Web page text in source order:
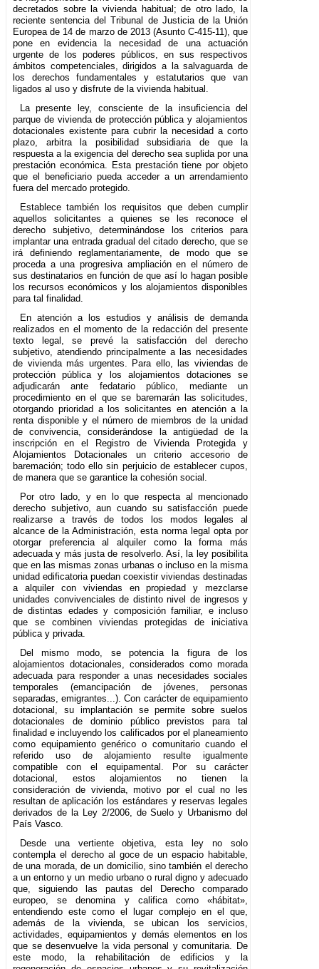
decretados sobre la vivienda habitual; de otro lado, la
reciente sentencia del Tribunal de Justicia de la Unión
Europea de 14 de marzo de 2013 (Asunto C-415-11), que
pone en evidencia la necesidad de una actuación
urgente de los poderes públicos, en sus respectivos
ámbitos competenciales, dirigidos a la salvaguarda de
los derechos fundamentales y estatutarios que van
ligados al uso y disfrute de la vivienda habitual.
La presente ley, consciente de la insuficiencia del
parque de vivienda de protección pública y alojamientos
dotacionales existente para cubrir la necesidad a corto
plazo, arbitra la posibilidad subsidiaria de que la
respuesta a la exigencia del derecho sea suplida por una
prestación económica. Esta prestación tiene por objeto
que el beneficiario pueda acceder a un arrendamiento
fuera del mercado protegido.
Establece también los requisitos que deben cumplir
aquellos solicitantes a quienes se les reconoce el
derecho subjetivo, determinándose los criterios para
implantar una entrada gradual del citado derecho, que se
irá definiendo reglamentariamente, de modo que se
proceda a una progresiva ampliación en el número de
sus destinatarios en función de que así lo hagan posible
los recursos económicos y los alojamientos disponibles
para tal finalidad.
En atención a los estudios y análisis de demanda
realizados en el momento de la redacción del presente
texto legal, se prevé la satisfacción del derecho
subjetivo, atendiendo principalmente a las necesidades
de vivienda más urgentes. Para ello, las viviendas de
protección pública y los alojamientos dotaciones se
adjudicarán ante fedatario público, mediante un
procedimiento en el que se baremarán las solicitudes,
otorgando prioridad a los solicitantes en atención a la
renta disponible y el número de miembros de la unidad
de convivencia, considerándose la antigüedad de la
inscripción en el Registro de Vivienda Protegida y
Alojamientos Dotacionales un criterio accesorio de
baremación; todo ello sin perjuicio de establecer cupos,
de manera que se garantice la cohesión social.
Por otro lado, y en lo que respecta al mencionado
derecho subjetivo, aun cuando su satisfacción puede
realizarse a través de todos los modos legales al
alcance de la Administración, esta norma legal opta por
otorgar preferencia al alquiler como la forma más
adecuada y más justa de resolverlo. Así, la ley posibilita
que en las mismas zonas urbanas o incluso en la misma
unidad edificatoria puedan coexistir viviendas destinadas
a alquiler con viviendas en propiedad y mezclarse
unidades convivenciales de distinto nivel de ingresos y
de distintas edades y composición familiar, e incluso
que se combinen viviendas protegidas de iniciativa
pública y privada.
Del mismo modo, se potencia la figura de los
alojamientos dotacionales, considerados como morada
adecuada para responder a unas necesidades sociales
temporales (emancipación de jóvenes, personas
separadas, emigrantes...). Con carácter de equipamiento
dotacional, su implantación se permite sobre suelos
dotacionales de dominio público previstos para tal
finalidad e incluyendo los calificados por el planeamiento
como equipamiento genérico o comunitario cuando el
referido uso de alojamiento resulte igualmente
compatible con el equipamental. Por su carácter
dotacional, estos alojamientos no tienen la
consideración de vivienda, motivo por el cual no les
resultan de aplicación los estándares y reservas legales
derivados de la Ley 2/2006, de Suelo y Urbanismo del
País Vasco.
Desde una vertiente objetiva, esta ley no solo
contempla el derecho al goce de un espacio habitable,
de una morada, de un domicilio, sino también el derecho
a un entorno y un medio urbano o rural digno y adecuado
que, siguiendo las pautas del Derecho comparado
europeo, se denomina y califica como «hábitat»,
entendiendo este como el lugar complejo en el que,
además de la vivienda, se ubican los servicios,
actividades, equipamientos y demás elementos en los
que se desenvuelve la vida personal y comunitaria. De
este modo, la rehabilitación de edificios y la